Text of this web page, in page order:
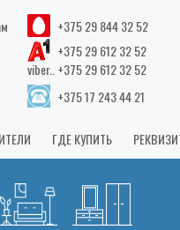
+375 29 844 32 52
+375 29 612 32 52
viber.. +375 29 612 32 52
+375 17 243 44 21
ГДЕ КУПИТЬ